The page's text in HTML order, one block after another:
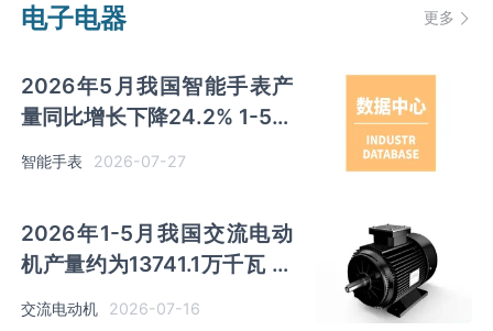
电子电器 更多
2026年5月我国智能手表产
量同比增长下降24.2% 1-5月
累计产量同比下降16.1%
智能手表 2026-07-27
2026年1-5月我国交流电动
机产量约为13741.1万千瓦 其
中浙江、江苏产量分别占比
17.6%、17.5%
交流电动机 2026-07-16